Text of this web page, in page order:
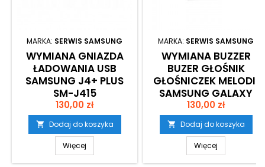
MARKA: SERWIS SAMSUNG
WYMIANA GNIAZDA
ŁADOWANIA USB
SAMSUNG J4+ PLUS
SM-J415
Cena
130,00 zł
 Dodaj do koszyka
Więcej
MARKA: SERWIS SAMSUNG
WYMIANA BUZZER
BUZER GŁOŚNIK
GŁOŚNICZEK MELODII
SAMSUNG GALAXY
J4+ SM-J415 KRAKÓW
Cena
130,00 zł
 Dodaj do koszyka
Więcej